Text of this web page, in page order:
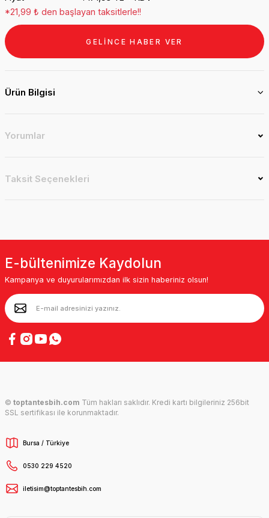
*21,99 ₺ den başlayan taksitlerle!!
GELİNCE HABER VER
Ürün Bilgisi
Yorumlar
Taksit Seçenekleri
E-bültenimize Kaydolun
Kampanya ve duyurularımızdan ilk sizin haberiniz olsun!
© toptantesbih.com Tüm hakları saklıdır. Kredi kartı bilgileriniz 256bit
SSL sertifikası ile korunmaktadır.
Bursa / Türkiye
0530 229 4520
iletisim@toptantesbih.com